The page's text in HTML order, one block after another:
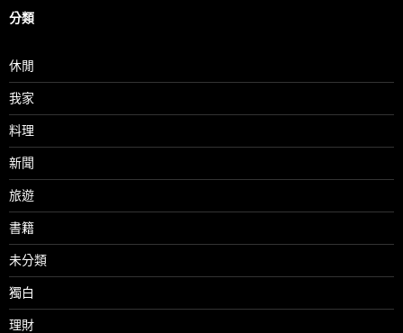
分類
休閒
我家
料理
新聞
旅遊
書籍
未分類
獨白
理財